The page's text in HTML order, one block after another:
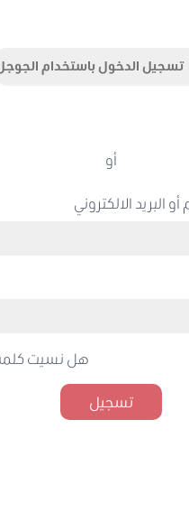
تسجيل الدخول باستخدام
أو
البريد الالكتروني
هل نسيت كلمة